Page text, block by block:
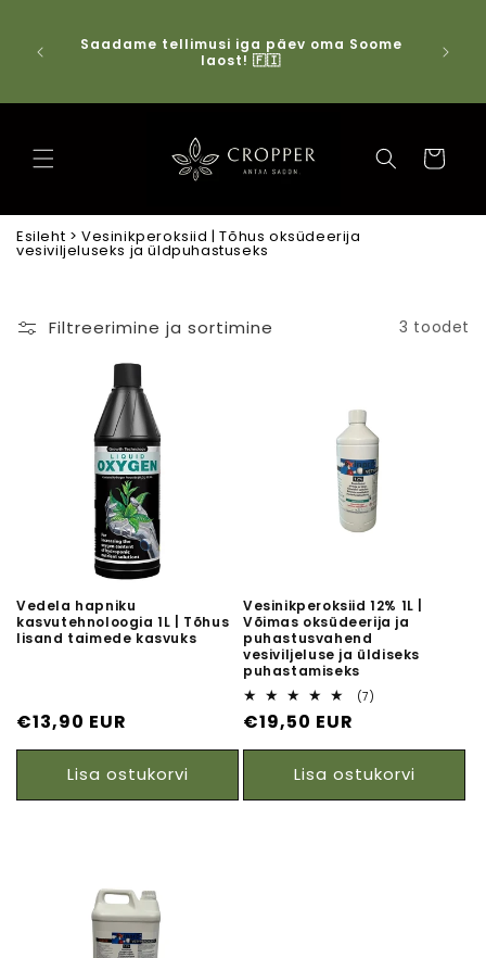
mine sisuleTasuta saatmine tellimustele üle 100.00 €!
❤️‍🔥
Ostukorv
Esileht > Vesinikperoksiid | Tõhus oksüdeerija
vesiviljeluseks ja üldpuhastuseks
Filtreerimine ja sortimine 3 toodet
Vedela hapniku
kasvutehnoloogia 1L | Tõhus
lisand taimede kasvuks
Tavaline
hind
€13,90 EUR
Lisa ostukorvi
Vesinikperoksiid 12% 1L |
Võimas oksüdeerija ja
puhastusvahend
vesiviljeluse ja üldiseks
puhastamiseks
(7)
Tavaline
hind
€19,50 EUR
Lisa ostukorvi